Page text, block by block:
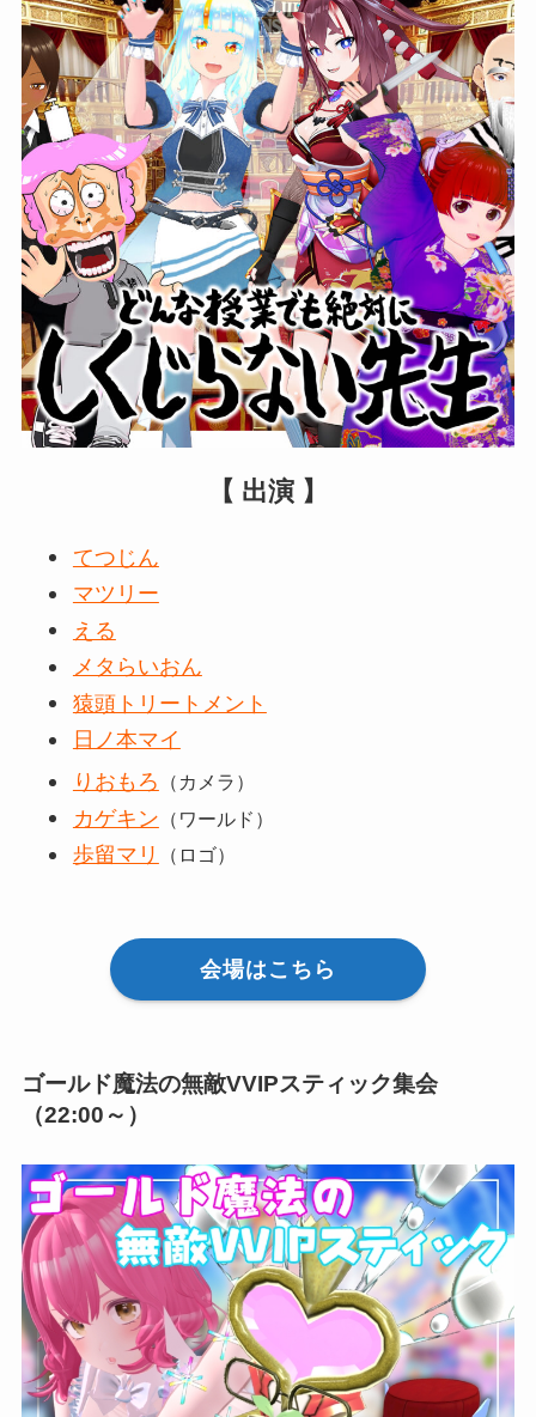
【 出演 】
てつじん
マツリー
える
メタらいおん
猿頭トリートメント
日ノ本マイ
りおもろ
（カメラ）
カゲキン （ワールド）
歩留マリ （ロゴ）
会場はこちら
ゴールド魔法の無敵VVIPスティック集会
（22:00～）